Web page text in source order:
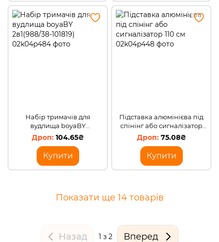
Набір тримачів для
вудлища boyaBY
2в1(988/38-101819)
104.65₴
Купити
Підставка алюмінієва під
спінінг або сигналізатор
110 см
75.08₴
Купити
Показати ще 14 товарів
Назад 1 з 2 Вперед